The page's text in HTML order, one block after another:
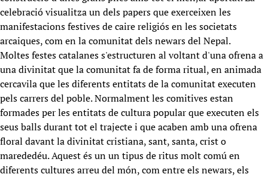
celebració visualitza un dels papers que exerceixen les
manifestacions festives de caire religiós en les societats
arcaiques, com en la comunitat dels newars del Nepal.
Moltes festes catalanes s'estructuren al voltant d'una ofrena a
una divinitat que la comunitat fa de forma ritual, en animada
cercavila que les diferents entitats de la comunitat executen
pels carrers del poble. Normalment les comitives estan
formades per les entitats de cultura popular que executen els
seus balls durant tot el trajecte i que acaben amb una ofrena
floral davant la divinitat cristiana, sant, santa, crist o
marededéu. Aquest és un un tipus de ritus molt comú en
diferents cultures arreu del món, com entre els newars, els